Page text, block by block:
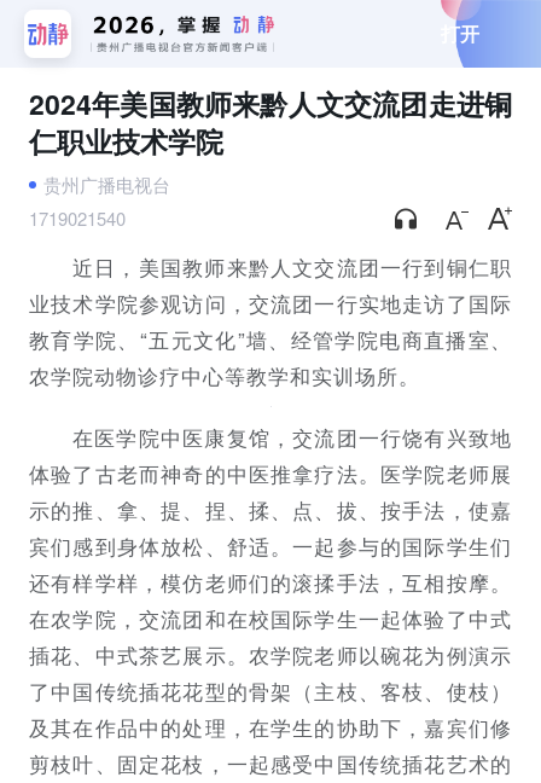
打开
2024年美国教师来黔人文交流团走进铜
仁职业技术学院
贵州广播电视台
1719021540
近日 ，美国教师来黔人文交流团一行到铜仁职
业技术学院参观访问，交流团一行实地走访了国际
教育学院、“五元文化”墙、经管学院电商直播室、
农学院动物诊疗中心等教学和实训场所。
在医学院中医康复馆，交流团一行饶有兴致地
体验了古老而神奇的中医推拿疗法。医学院老师展
示的推、拿、提、捏、揉、点、拔、按手法，使嘉
宾们感到身体放松、舒适。一起参与的国际学生们
还有样学样，模仿老师们的滚揉手法，互相按摩。
在农学院，交流团和在校国际学生一起体验了中式
插花、中式茶艺展示。农学院老师以碗花为例演示
了中国传统插花花型的骨架（主枝、客枝、使枝）
及其在作品中的处理，在学生的协助下，嘉宾们修
剪枝叶、固定花枝，一起感受中国传统插花艺术的